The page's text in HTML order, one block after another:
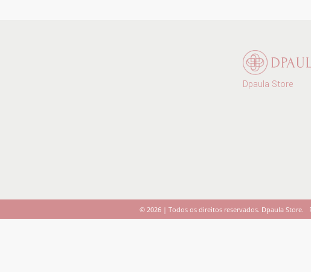
Dpaula Store
© 2026 | Todos os direitos reservados. Dpaula Store.